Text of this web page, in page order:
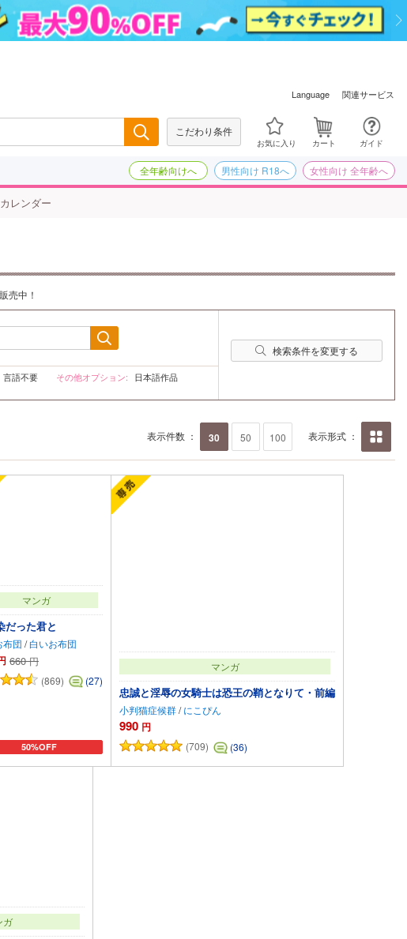
Language 関連サービス
こだわり条件
お気に入り カート ガイド
全年齢向けへ 男性向け R18へ 女性向け 全年齢へ
レンダー
売中！
索
検索条件を変更する
語不要 その他オプション:
日本語作品
表示形式 ：
画像の
30 50 100
表示件数 ：
マンガ
だった君と
布団 /白いお布団
660 円
(869)
(27)
50%OFF
カートに追加
マンガ
忠誠と淫辱の女騎士は恐王の鞘となりて・前編
小判猫症候群/ にこぴん
990 円
(709) (36)
カートに追加
ガ